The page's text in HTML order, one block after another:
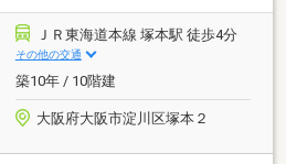
ＪＲ東海道本線 塚本駅 徒歩4分
その他の交通
築10年 / 10階建
大阪府大阪市淀川区塚本２